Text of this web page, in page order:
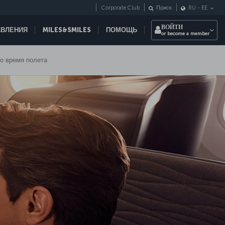
MILES&SMILES ПОМОЩЬ
Corporate Club Поиск RU - EE
ВОЙТИ
or become a member
время полета